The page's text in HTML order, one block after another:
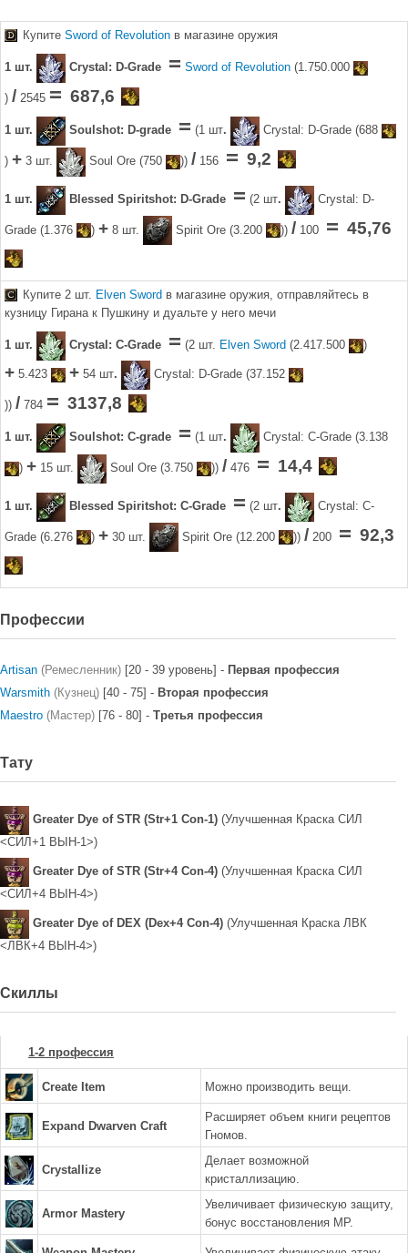
Купите Sword of Revolution в магазине оружия
1 шт. Crystal: D-Grade = Sword of Revolution (1.750.000
) / 2545 = 687,6
1 шт. Soulshot: D-grade = (1 шт. Crystal: D-Grade (688
) + 3 шт. Soul Ore (750 )) / 156 = 9,2
1 шт. Blessed Spiritshot: D-Grade = (2 шт. Crystal: D-
Grade (1.376 ) + 8 шт. Spirit Ore (3.200 )) / 100 = 45,76
Купите 2 шт. Elven Sword в магазине оружия, отправляйтесь в
кузницу Гирана к Пушкину и дуальте у него мечи
1 шт. Crystal: C-Grade = (2 шт. Elven Sword (2.417.500 )
+ 5.423 + 54 шт. Crystal: D-Grade (37.152
)) / 784 = 3137,8
1 шт. Soulshot: C-grade = (1 шт. Crystal: C-Grade (3.138
) + 15 шт. Soul Ore (3.750 )) / 476 = 14,4
1 шт. Blessed Spiritshot: C-Grade = (2 шт. Crystal: C-
Grade (6.276 ) + 30 шт. Spirit Ore (12.200 )) / 200 = 92,3
Профессии
Artisan (Ремесленник) [20 - 39 уровень] - Первая профессия
Warsmith (Кузнец) [40 - 75] - Вторая профессия
Maestro (Мастер) [76 - 80] - Третья профессия
Тату
Greater Dye of STR (Str+1 Con-1) (Улучшенная Краска СИЛ
<СИЛ+1 ВЫН-1>)
Greater Dye of STR (Str+4 Con-4) (Улучшенная Краска СИЛ
<СИЛ+4 ВЫН-4>)
Greater Dye of DEX (Dex+4 Con-4) (Улучшенная Краска ЛВК
<ЛВК+4 ВЫН-4>)
Скиллы
1-2 профессия
Create Item Можно производить вещи.
Expand Dwarven Craft
Расширяет объем книги рецептов
Гномов.
Crystallize
Делает возможной
кристаллизацию.
Armor Mastery
Увеличивает физическую защиту,
бонус восстановления MP.